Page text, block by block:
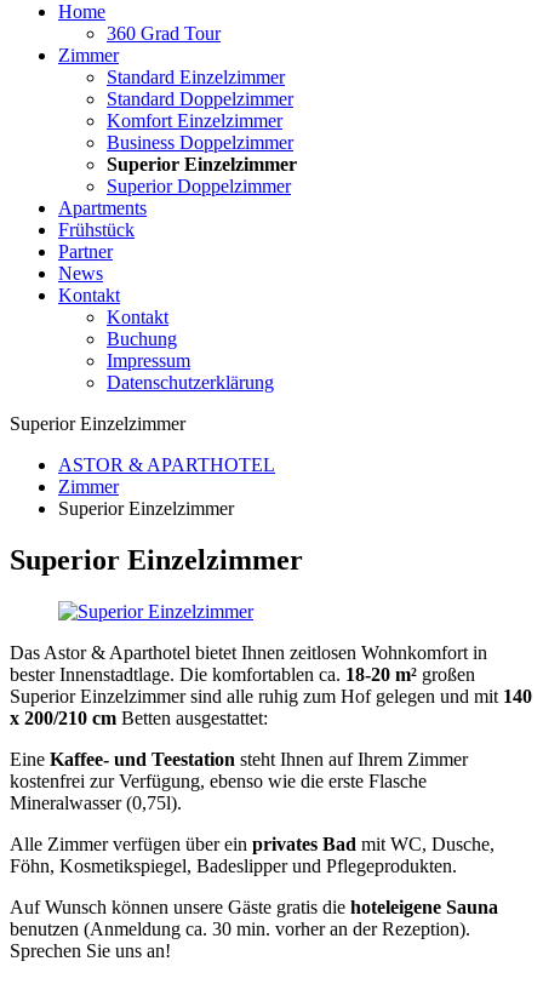
Home
360 Grad Tour
Zimmer
Standard Einzelzimmer
Standard Doppelzimmer
Komfort Einzelzimmer
Business Doppelzimmer
Superior Einzelzimmer
Superior Doppelzimmer
Apartments
Frühstück
Partner
News
Kontakt
Kontakt
Buchung
Impressum
Datenschutzerklärung
Superior Einzelzimmer
ASTOR & APARTHOTEL
Zimmer
Superior Einzelzimmer
Superior Einzelzimmer
Das Astor & Aparthotel bietet Ihnen zeitlosen Wohnkomfort in
bester Innenstadtlage. Die komfortablen ca. 18-20 m² großen
Superior Einzelzimmer sind alle ruhig zum Hof gelegen und mit 140
x 200/210 cm Betten ausgestattet:
Eine Kaffee- und Teestation steht Ihnen auf Ihrem Zimmer
kostenfrei zur Verfügung, ebenso wie die erste Flasche
Mineralwasser (0,75l).
Alle Zimmer verfügen über ein privates Bad mit WC, Dusche,
Föhn, Kosmetikspiegel, Badeslipper und Pflegeprodukten.
Auf Wunsch können unsere Gäste gratis die hoteleigene Sauna
benutzen (Anmeldung ca. 30 min. vorher an der Rezeption).
Sprechen Sie uns an!